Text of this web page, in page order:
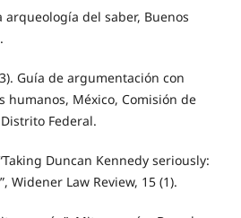
arqueología del saber, Buenos
Guía de argumentación con
humanos, México, Comisión de
Federal.
Duncan Kennedy seriously:
Widener Law Review, 15 (1).